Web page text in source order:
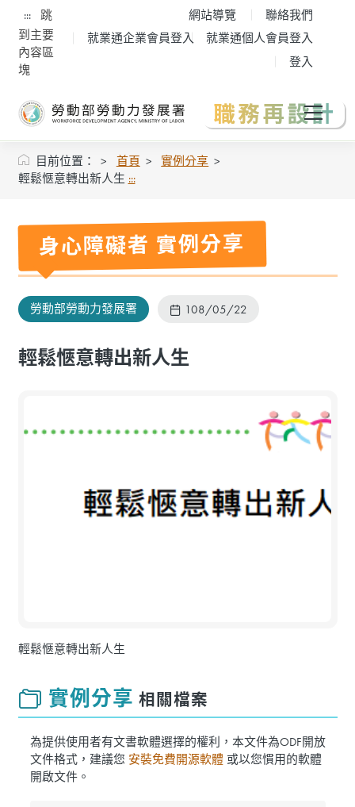
:::
跳
到主要
內容區
塊
網站導覽
聯絡我們
就業通企業會員登入
就業通個人會員登入
登入
目前位置： 首頁
實例分享
輕鬆愜意轉出新人生 :::
身心障礙者 實例分享
勞動部勞動力發展署 108/05/22
輕鬆愜意轉出新人生
輕鬆愜意轉出新人生
實例分享 相關檔案
為提供使用者有文書軟體選擇的權利，本文件為ODF開放
文件格式，建議您 安裝免費開源軟體 或以您慣用的軟體
開啟文件。